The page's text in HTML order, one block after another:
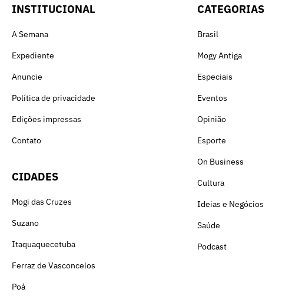
INSTITUCIONAL
A Semana
Expediente
Anuncie
Política de privacidade
Edições impressas
Contato
CIDADES
Mogi das Cruzes
Suzano
Itaquaquecetuba
Ferraz de Vasconcelos
Poá
CATEGORIAS
Brasil
Mogy Antiga
Especiais
Eventos
Opinião
Esporte
On Business
Cultura
Ideias e Negócios
Saúde
Podcast